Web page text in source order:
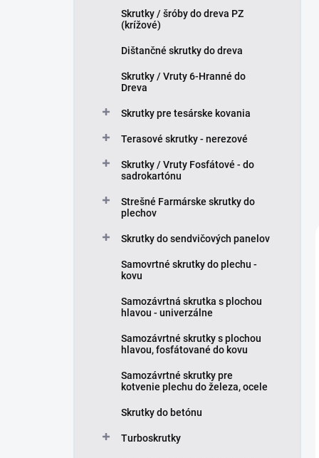
Skrutky / šróby do dreva PZ
(krížové)
Dištančné skrutky do dreva
Skrutky / Vruty 6-Hranné do
Dreva
Skrutky pre tesárske kovania
Terasové skrutky - nerezové
Skrutky / Vruty Fosfátové - do
sadrokartónu
Strešné Farmárske skrutky do
plechov
Skrutky do sendvičových panelov
Samovrtné skrutky do plechu -
kovu
Samozávrtná skrutka s plochou
hlavou - univerzálne
Samozávrtné skrutky s plochou
hlavou, fosfátované do kovu
Samozávrtné skrutky pre
kotvenie plechu do železa, ocele
Skrutky do betónu
Turboskrutky